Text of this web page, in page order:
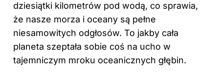
dziesiątki kilometrów pod wodą, co sprawia,
że nasze morza i oceany są pełne
niesamowitych odgłosów. To jakby cała
planeta szeptała sobie coś na ucho w
tajemniczym mroku oceanicznych głębin.